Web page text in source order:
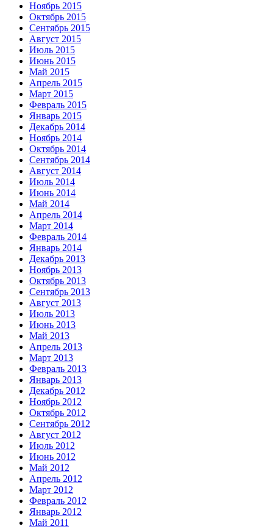
Ноябрь 2015
Октябрь 2015
Сентябрь 2015
Август 2015
Июль 2015
Июнь 2015
Май 2015
Апрель 2015
Март 2015
Февраль 2015
Январь 2015
Декабрь 2014
Ноябрь 2014
Октябрь 2014
Сентябрь 2014
Август 2014
Июль 2014
Июнь 2014
Май 2014
Апрель 2014
Март 2014
Февраль 2014
Январь 2014
Декабрь 2013
Ноябрь 2013
Октябрь 2013
Сентябрь 2013
Август 2013
Июль 2013
Июнь 2013
Май 2013
Апрель 2013
Март 2013
Февраль 2013
Январь 2013
Декабрь 2012
Ноябрь 2012
Октябрь 2012
Сентябрь 2012
Август 2012
Июль 2012
Июнь 2012
Май 2012
Апрель 2012
Март 2012
Февраль 2012
Январь 2012
Май 2011